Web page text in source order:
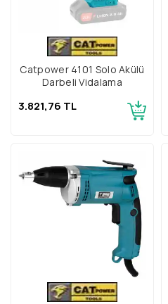
Catpower 4101 Solo Akülü
Darbeli Vidalama
3.821,76 TL